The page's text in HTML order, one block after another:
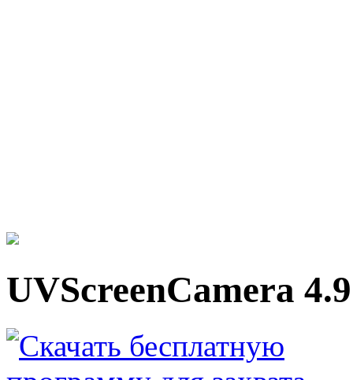
UVScreenCamera